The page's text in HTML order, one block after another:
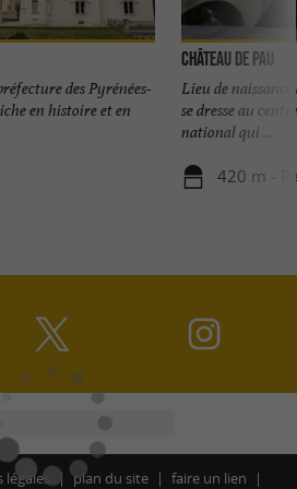
des Pyrénées-
en histoire et en
Château de Pau
Lieu de
se dresse au
national qui ...
420 m -
plan du site faire un lien